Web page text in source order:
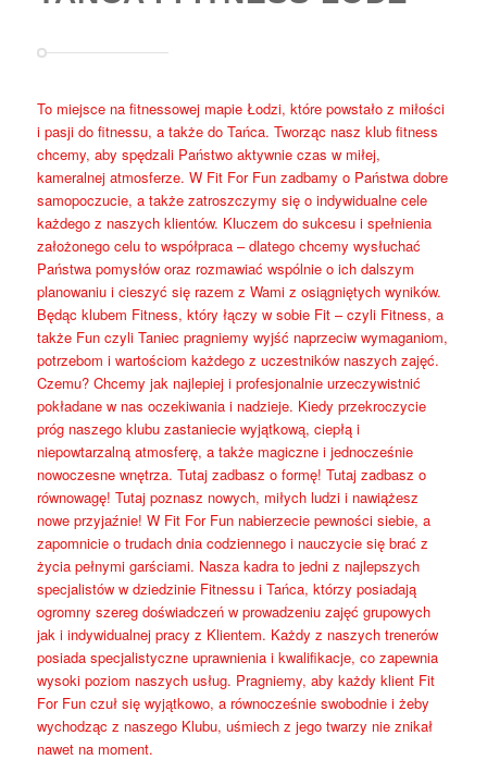
To miejsce na fitnessowej mapie Łodzi, które powstało z miłości
i pasji do fitnessu, a także do Tańca. Tworząc nasz klub fitness
chcemy, aby spędzali Państwo aktywnie czas w miłej,
kameralnej atmosferze. W Fit For Fun zadbamy o Państwa dobre
samopoczucie, a także zatroszczymy się o indywidualne cele
każdego z naszych klientów. Kluczem do sukcesu i spełnienia
założonego celu to współpraca – dlatego chcemy wysłuchać
Państwa pomysłów oraz rozmawiać wspólnie o ich dalszym
planowaniu i cieszyć się razem z Wami z osiągniętych wyników.
Będąc klubem Fitness, który łączy w sobie Fit – czyli Fitness, a
także Fun czyli Taniec pragniemy wyjść naprzeciw wymaganiom,
potrzebom i wartościom każdego z uczestników naszych zajęć.
Czemu? Chcemy jak najlepiej i profesjonalnie urzeczywistnić
pokładane w nas oczekiwania i nadzieje. Kiedy przekroczycie
próg naszego klubu zastaniecie wyjątkową, ciepłą i
niepowtarzalną atmosferę, a także magiczne i jednocześnie
nowoczesne wnętrza. Tutaj zadbasz o formę! Tutaj zadbasz o
równowagę! Tutaj poznasz nowych, miłych ludzi i nawiążesz
nowe przyjaźnie! W Fit For Fun nabierzecie pewności siebie, a
zapomnicie o trudach dnia codziennego i nauczycie się brać z
życia pełnymi garściami. Nasza kadra to jedni z najlepszych
specjalistów w dziedzinie Fitnessu i Tańca, którzy posiadają
ogromny szereg doświadczeń w prowadzeniu zajęć grupowych
jak i indywidualnej pracy z Klientem. Każdy z naszych trenerów
posiada specjalistyczne uprawnienia i kwalifikacje, co zapewnia
wysoki poziom naszych usług. Pragniemy, aby każdy klient Fit
For Fun czuł się wyjątkowo, a równocześnie swobodnie i żeby
wychodząc z naszego Klubu, uśmiech z jego twarzy nie znikał
nawet na moment.